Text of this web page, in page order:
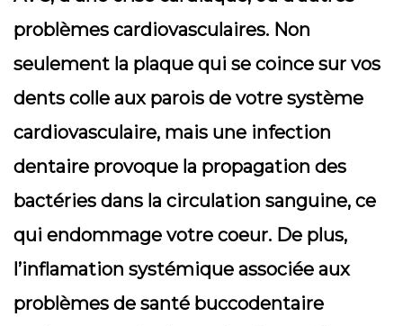
problèmes cardiovasculaires. Non
seulement la plaque qui se coince sur vos
dents colle aux parois de votre système
cardiovasculaire, mais une infection
dentaire provoque la propagation des
bactéries dans la circulation sanguine, ce
qui endommage votre coeur. De plus,
l’inflamation systémique associée aux
problèmes de santé buccodentaire